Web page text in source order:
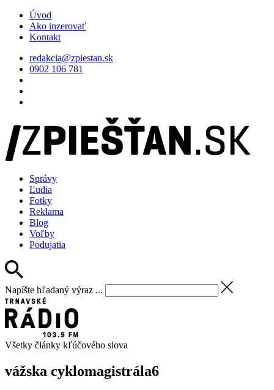
Úvod
Ako inzerovať
Kontakt
redakcia@zpiestan.sk
0902 106 781
Správy
Ľudia
Fotky
Reklama
Blog
Voľby
Podujatia
Napíšte hľadaný výraz ...
Všetky články kľúčového slova
vážska cyklomagistrála6